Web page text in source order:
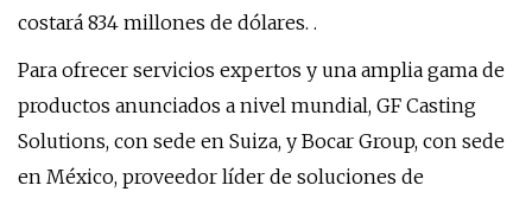
costará 834 millones de dólares. .
Para ofrecer servicios expertos y una amplia gama de
productos anunciados a nivel mundial, GF Casting
Solutions, con sede en Suiza, y Bocar Group, con sede
en México, proveedor líder de soluciones de